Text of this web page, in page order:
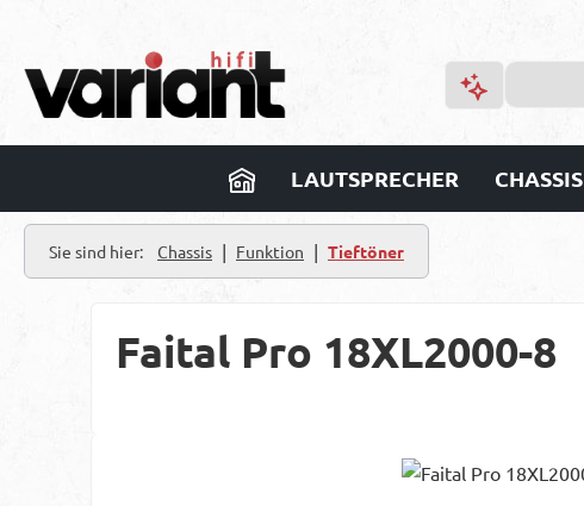
LAUTSPRECHER CHASSIS
Sie sind hier: Chassis | Funktion | Tieftöner
Faital Pro 18XL2000-8